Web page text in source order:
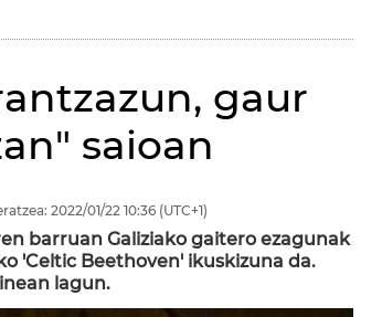
gaur
saioan
2022/01/22 10:36 (UTC+1)
barruan Galiziako gaitero ezagunak
'Celtic Beethoven' ikuskizuna da.
lagun.